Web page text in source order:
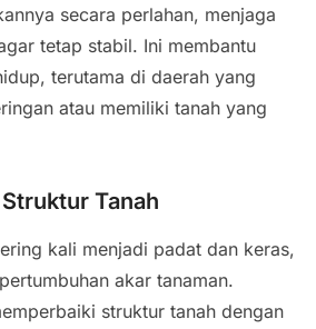
secara perlahan, menjaga
tetap stabil. Ini membantu
terutama di daerah yang
atau memiliki tanah yang
Tanah
kali menjadi padat dan keras,
akar tanaman.
struktur tanah dengan